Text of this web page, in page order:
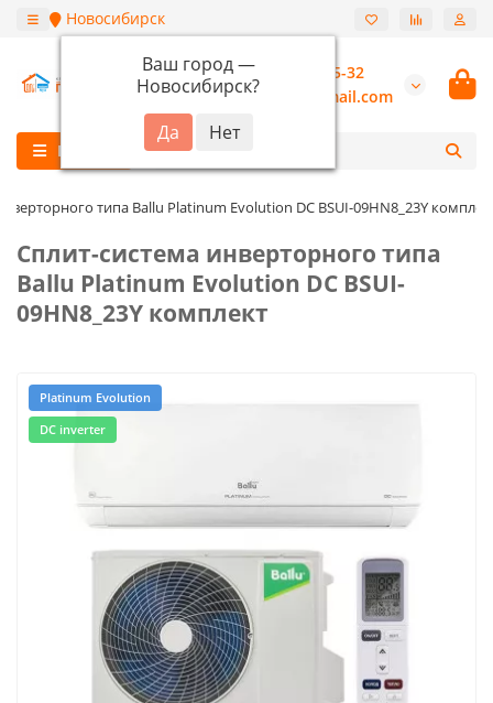
Новосибирск
Ваш город —
Новосибирск?
+7 (913) 987-55-32
burannsk@gmail.com
Каталог
типа Ballu Platinum Evolution DC BSUI-09HN8_23Y
Сплит-система инверторного типа
Ballu Platinum Evolution DC BSUI-
09HN8_23Y комплект
Platinum Evolution
DC inverter